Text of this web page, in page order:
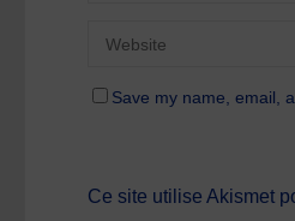
Save my name, email,
Ce site utilise Akismet